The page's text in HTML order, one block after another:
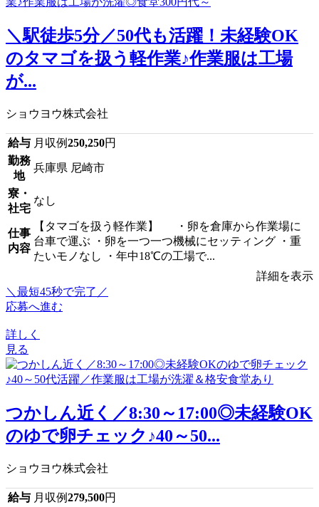
＼駅徒歩5分／50代も活躍！未経験OK
のタマゴを扱う軽作業♪作業服は工場
が...
ショウヨウ株式会社
給与 月収例250,250円
勤務
地
兵庫県 尼崎市
寮・
社宅
なし
仕事
内容
【タマゴを扱う軽作業】 ・卵を倉庫から作業場に
台車で運ぶ ・卵を一つ一つ機械にセッティング ・重
たいモノなし ・年中18℃の工場で...
詳細を表示
＼最短45秒で完了／
応募へ進む
詳しく
見る
つかしん近く／8:30～17:00◎未経験OK
のゆで卵チェック♪40～50...
ショウヨウ株式会社
給与 月収例279,500円